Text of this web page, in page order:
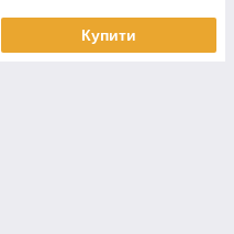
Купити